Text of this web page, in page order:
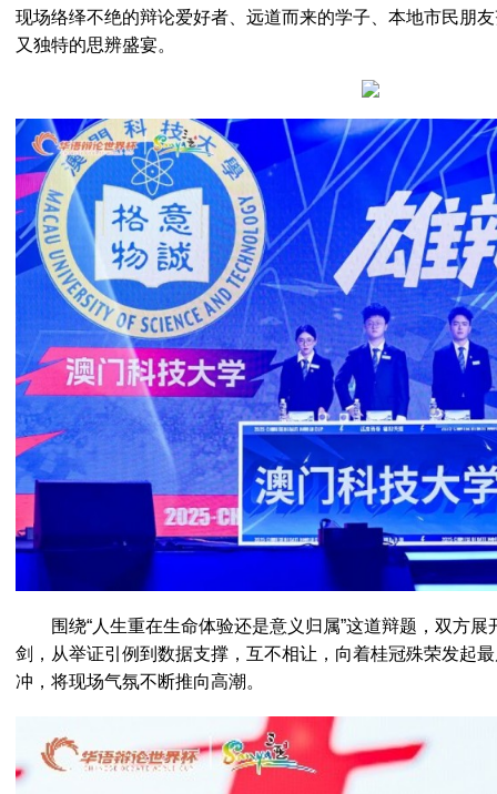
现场络绎不绝的辩论爱好者、远道而来的学子、本地市民朋
又独特的思辨盛宴。
围绕“人生重在生命体验还是意义归属”这道辩题，双方
剑，从举证引例到数据支撑，互不相让，向着桂冠殊荣发起
冲，将现场气氛不断推向高潮。